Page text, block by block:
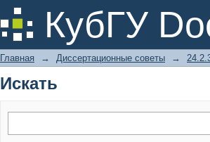
КубГУ
Искать
Главная → Диссертационные советы →
Искать